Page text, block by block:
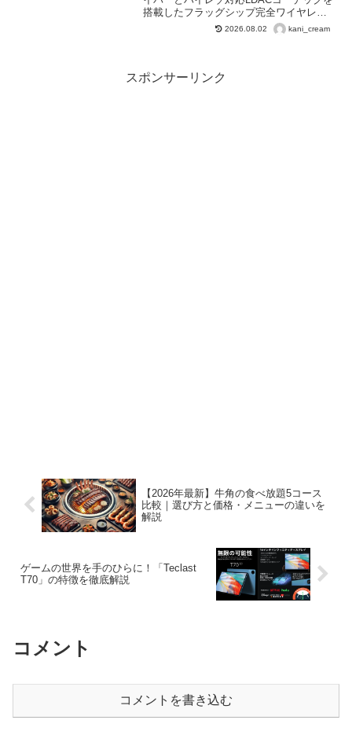
搭載したフラッグシップ完全ワイヤレス
イヤホン。進化したノイズキャンセリン
グや空間サウンド機能、高性能なスマー
品質やパーソナライズ機能も充実し、日
常から特別な瞬間まで幅広く活躍する一
2026.08.02 kani_cream
スポンサーリンク
【2026年最新】牛角の食べ放題5コース
比較｜選び方と価格・メニューの違いを
解説
ゲームの世界を手のひらに！「Teclast
T70」の特徴を徹底解説
コメント
コメントを書き込む